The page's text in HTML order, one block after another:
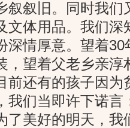
叙叙旧。同时我
文体用品。我们
深情厚意。望着
，望着父老乡亲淳
前还有的孩子因为
我们当即许下诺言
了美好的明天，